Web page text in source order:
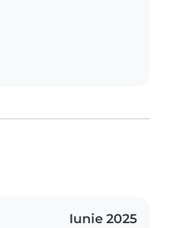
Iunie 2025